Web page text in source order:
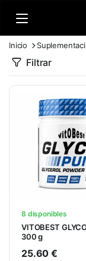
Inicio
Filtrar
8 disponibles
VITOBEST
300 g
25.60€